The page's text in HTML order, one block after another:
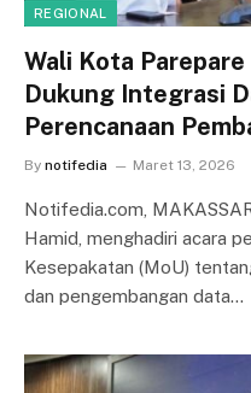
REGIONAL
Wali Kota
Dukung Integrasi
Perencanaan
By notifedia Maret 13, 2026
Notifedia.com,
Hamid, menghadiri acara
Kesepakatan (MoU)
dan pengembangan data…